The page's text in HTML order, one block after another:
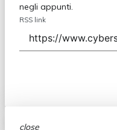
negli appunti.
RSS link
close